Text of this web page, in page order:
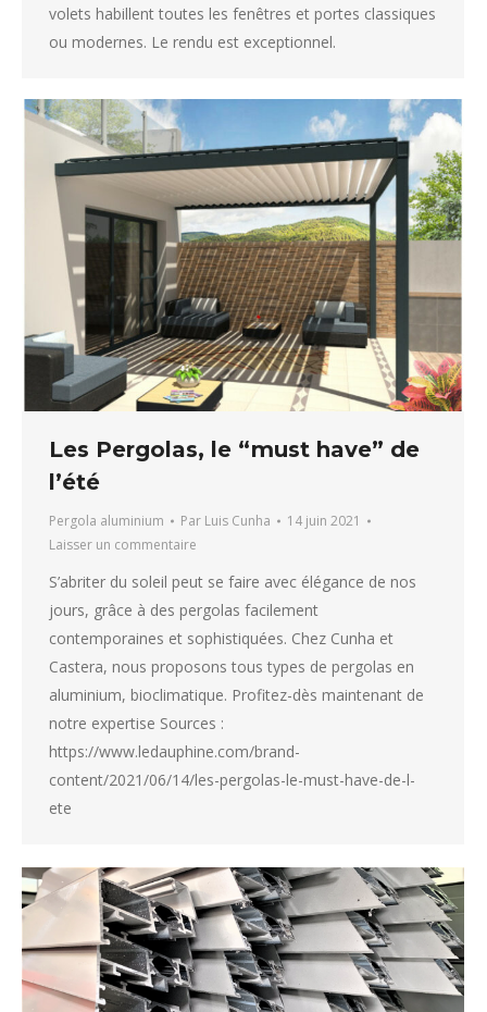
volets habillent toutes les fenêtres et portes classiques
ou modernes. Le rendu est exceptionnel.
Les Pergolas, le “must have” de
l’été
Pergola aluminium Par Luis Cunha
14 juin 2021
Laisser un commentaire
S’abriter du soleil peut se faire avec élégance de nos
jours, grâce à des pergolas facilement
contemporaines et sophistiquées. Chez Cunha et
Castera, nous proposons tous types de pergolas en
aluminium, bioclimatique. Profitez-dès maintenant de
notre expertise Sources :
https://www.ledauphine.com/brand-
content/2021/06/14/les-pergolas-le-must-have-de-l-
ete